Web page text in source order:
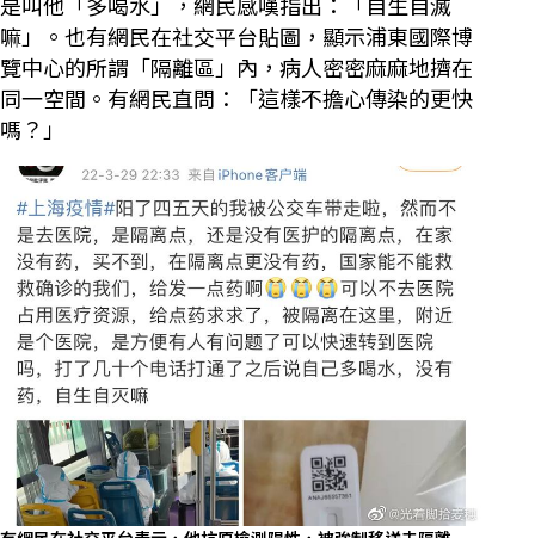
嘛」。也有網民在社交平台貼圖，顯示浦東國際博
覽中心的所謂「隔離區」內，病人密密麻麻地擠在
同一空間。有網民直問：「這樣不擔心傳染的更快
嗎？」